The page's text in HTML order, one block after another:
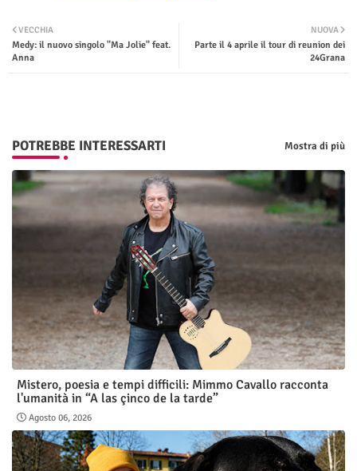
ter tsap
NUOVA
Parte il 4 aprile il tour di reunion dei
24Grana
VECCHIA
Medy: il nuovo singolo "Ma Jolie" feat.
Anna
POTREBBE INTERESSARTI Mostra di più
Mistero, poesia e tempi difficili: Mimmo Cavallo racconta
l'umanità in “A las çinco de la tarde”
Agosto 06, 2026